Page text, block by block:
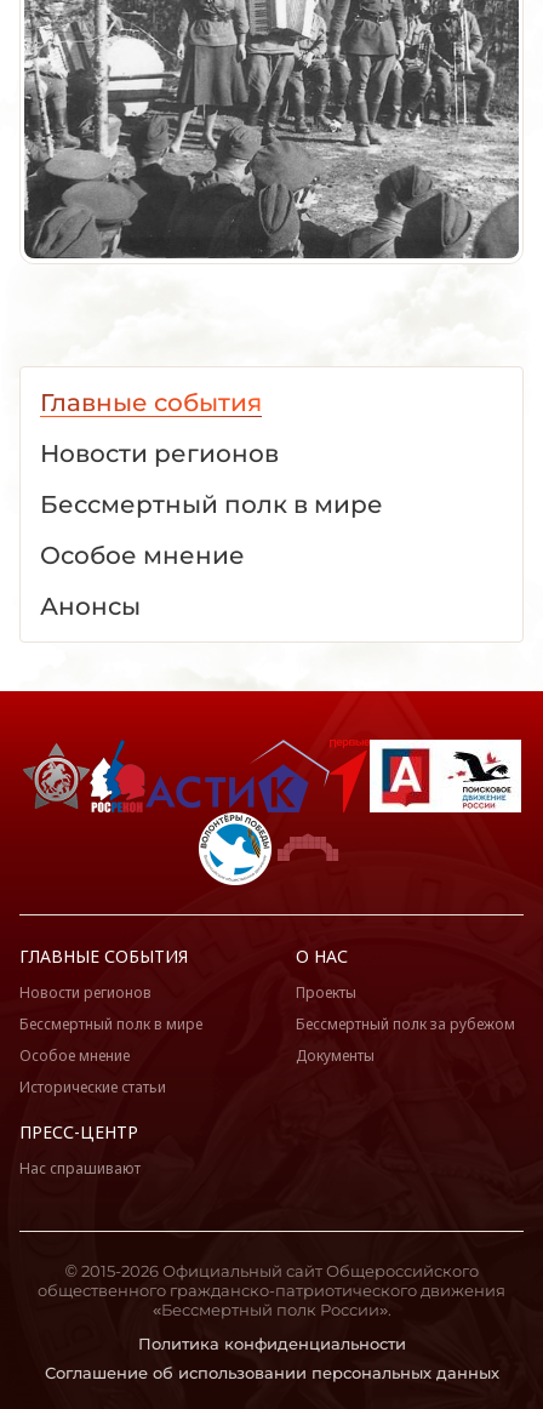
Главные события
Новости регионов
Бессмертный полк в мире
Особое мнение
Анонсы
ГЛАВНЫЕ СОБЫТИЯ
Новости регионов
Бессмертный полк в мире
Особое мнение
Исторические статьи
О НАС
Проекты
Бессмертный полк за рубежом
Документы
ПРЕСС-ЦЕНТР
Нас спрашивают
Политика конфиденциальности
Соглашение об использовании персональных данных
© 2015-2026 Официальный сайт Общероссийского
общественного гражданско-патриотического движения
«Бессмертный полк России».